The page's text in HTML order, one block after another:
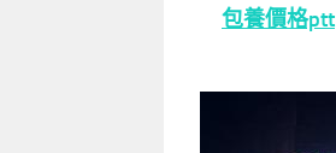
包養價格ptt